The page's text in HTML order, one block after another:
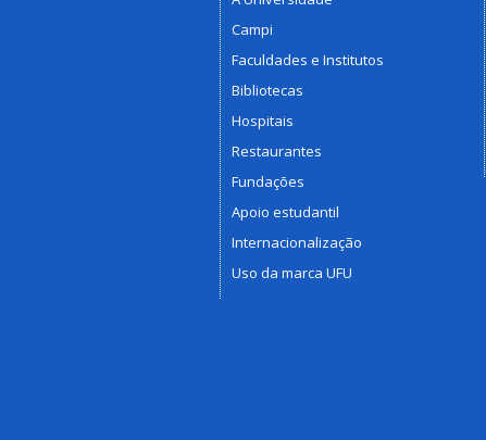
Campi
Faculdades e Institutos
Bibliotecas
Hospitais
Restaurantes
Fundações
Apoio estudantil
Internacionalização
Uso da marca UFU